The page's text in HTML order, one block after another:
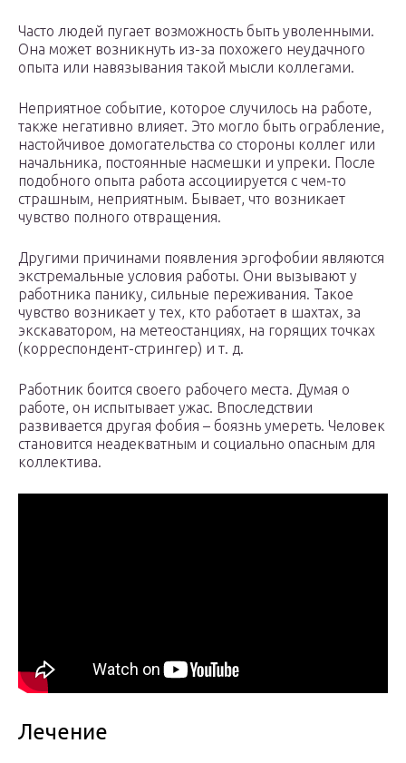
Часто людей пугает возможность быть уволенными.
Она может возникнуть из-за похожего неудачного
опыта или навязывания такой мысли коллегами.
Неприятное событие, которое случилось на работе,
также негативно влияет. Это могло быть ограбление,
настойчивое домогательства со стороны коллег или
начальника, постоянные насмешки и упреки. После
подобного опыта работа ассоциируется с чем-то
страшным, неприятным. Бывает, что возникает
чувство полного отвращения.
Другими причинами появления эргофобии являются
экстремальные условия работы. Они вызывают у
работника панику, сильные переживания. Такое
чувство возникает у тех, кто работает в шахтах, за
экскаватором, на метеостанциях, на горящих точках
(корреспондент-стрингер) и т. д.
Работник боится своего рабочего места. Думая о
работе, он испытывает ужас. Впоследствии
развивается другая фобия – боязнь умереть. Человек
становится неадекватным и социально опасным для
коллектива.
Лечение